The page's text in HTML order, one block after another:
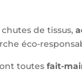
de tissus,
éco-
toutes fait-